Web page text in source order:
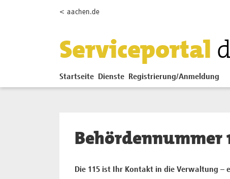
Zum Hauptinhalt springen
< aachen.de
Serviceportal
Startseite Dienste Registrierung/Anmeldung
Behördennummer
Die 115 ist Ihr Kontakt in die Verwaltung –